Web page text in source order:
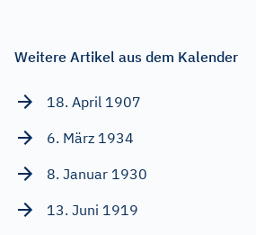
Weitere Artikel aus dem Kalender
18. April 1907
6. März 1934
8. Januar 1930
13. Juni 1919